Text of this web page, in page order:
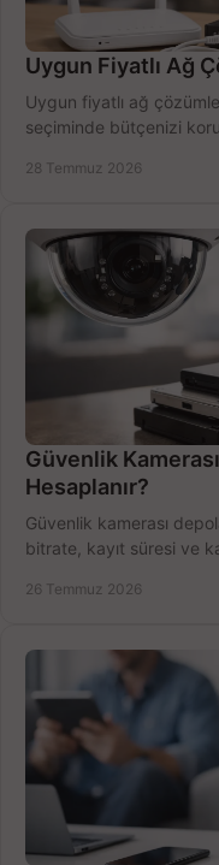
Uygun Fiyatlı Ağ
Uygun fiyatlı ağ
seçiminde bütçenizi
28 Temmuz 2026
Güvenlik
Hesaplanır?
Güvenlik kamerası
bitrate, kayıt süresi ve
26 Temmuz 2026